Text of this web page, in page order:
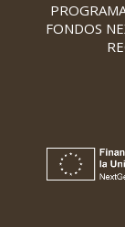
FONDOS